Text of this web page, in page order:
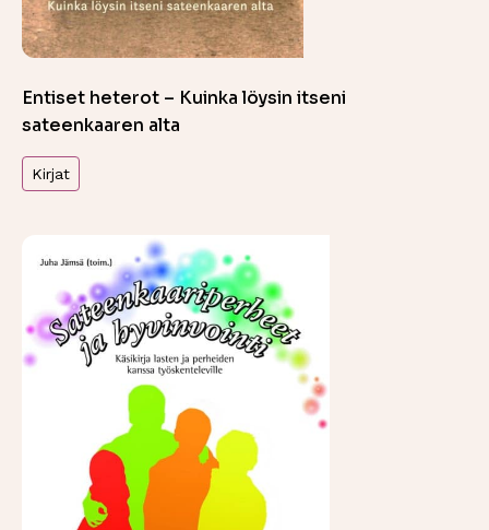
Entiset heterot – Kuinka löysin itseni
sateenkaaren alta
Kirjat